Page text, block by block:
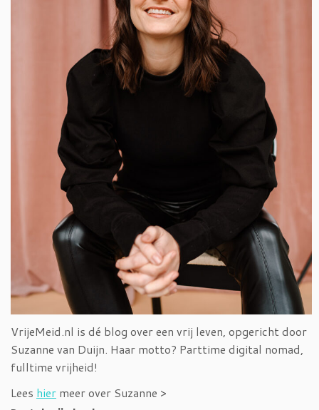
VrijeMeid.nl is dé blog over een vrij leven, opgericht door
Suzanne van Duijn. Haar motto? Parttime digital nomad,
fulltime vrijheid!
Lees hier meer over Suzanne >